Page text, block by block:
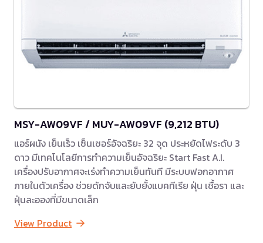
MSY-AW09VF / MUY-AW09VF (9,212 BTU)
แอร์ผนัง เย็นเร็ว เซ็นเซอร์อัจฉริยะ 32 จุด ประหยัดไฟระดับ 3
ดาว มีเทคโนโลยีการทำความเย็นอัจฉริยะ Start Fast A.I.
เครื่องปรับอากาศจะเร่งทำความเย็นทันที มีระบบฟอกอากาศ
ภายในตัวเครื่อง ช่วยดักจับและยับยั้งแบคทีเรีย ฝุ่น เชื้อรา และ
ฝุ่นละอองที่มีขนาดเล็ก
View Product